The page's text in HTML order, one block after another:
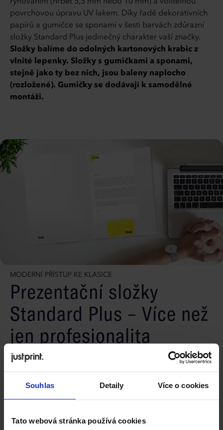
Souhlas Detaily Více o cookies
Tato webová stránka používá cookies
povrchovou úpravu UV lakem. Díky řadě dekorativních
papírů a gumičce se sponami v šesti barvách zdůrazní
složky Standard Plus jedinečný charakter vaší značky.
Složky balíme do odolných kartonových krabic z
vlnité lepenky. Složky s gumičkami a sponami,
stejně jako ty bez nich, jsou baleny naplocho
(rozložené). Gumičky se dodávají k samodělné
montáži.
MODERNÍ PŘÍSTUP KE KLASICE
Prezentační složky
Standard Plus – Více než
jen profesionalita
Naše složky tiskneme na několika dekorativních
papírech nebo na 350g matný křídový papír. Můžete si
Složky Standard Plus jsou potaženy fólií (matnou,
lesklou nebo měkkou) pro ochranu a elegantní vzhled.
na fólii navíc aplikovat bodový UV lak. Tento lak zvýrazní